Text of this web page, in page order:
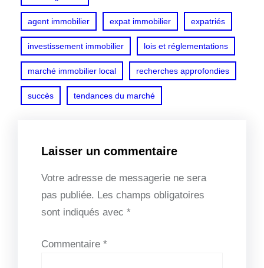
agent immobilier expat immobilier expatriés
investissement immobilier lois et réglementations
marché immobilier local recherches approfondies
succès tendances du marché
Laisser un commentaire
Votre adresse de messagerie ne sera
pas publiée. Les champs obligatoires
sont indiqués avec *
Commentaire *